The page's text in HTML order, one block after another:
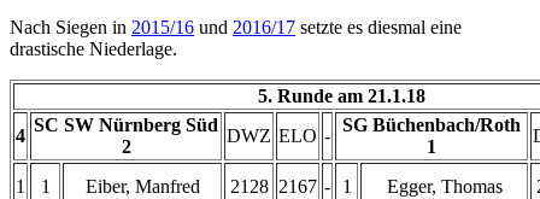
Nach Siegen in 2015/16 und 2016/17 setzte es diesmal eine
drastische Niederlage.
5. Runde am 21.1.18
4
SC SW Nürnberg Süd
2
DWZ ELO -
SG Büchenbach/Roth
1
1 1 Eiber, Manfred 2128 2167 - 1 Egger, Thomas